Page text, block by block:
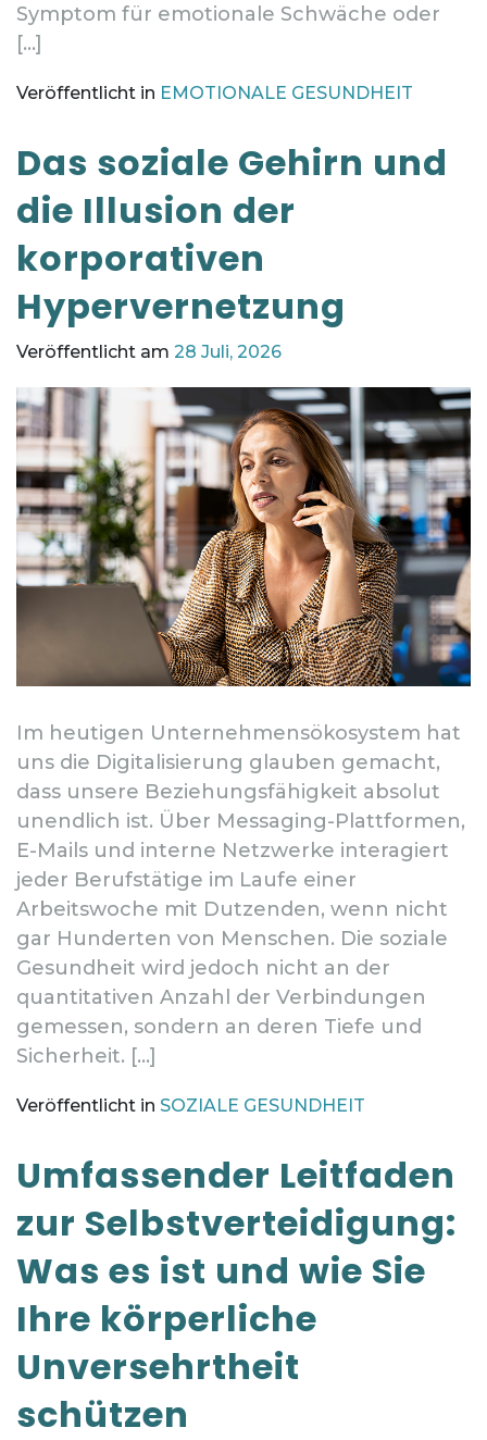
Symptom für emotionale Schwäche oder
[…]
Veröffentlicht in EMOTIONALE GESUNDHEIT
Das soziale Gehirn und
die Illusion der
korporativen
Hypervernetzung
Veröffentlicht am 28 Juli, 2026
Im heutigen Unternehmensökosystem hat
uns die Digitalisierung glauben gemacht,
dass unsere Beziehungsfähigkeit absolut
unendlich ist. Über Messaging-Plattformen,
E-Mails und interne Netzwerke interagiert
jeder Berufstätige im Laufe einer
Arbeitswoche mit Dutzenden, wenn nicht
gar Hunderten von Menschen. Die soziale
Gesundheit wird jedoch nicht an der
quantitativen Anzahl der Verbindungen
gemessen, sondern an deren Tiefe und
Sicherheit. […]
Veröffentlicht in SOZIALE GESUNDHEIT
Umfassender Leitfaden
zur Selbstverteidigung:
Was es ist und wie Sie
Ihre körperliche
Unversehrtheit
schützen